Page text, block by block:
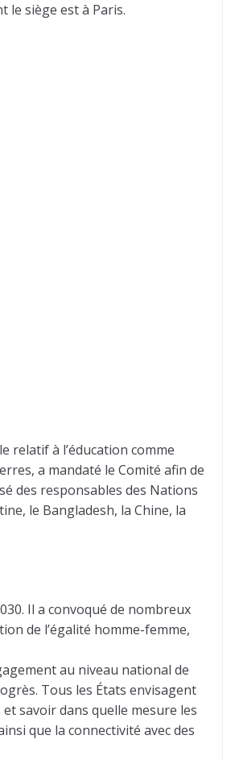
le siège est à Paris.
relatif à l’éducation comme
a mandaté le Comité afin de
des responsables des Nations
le Bangladesh, la Chine, la
Il a convoqué de nombreux
de l’égalité homme-femme,
au niveau national de
Tous les États envisagent
savoir dans quelle mesure les
que la connectivité avec des